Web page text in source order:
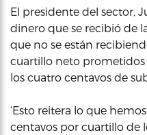
El presidente del sector,
dinero que se recibió de
que no se están
cuartillo neto prometidos
los cuatro centavos de
‘Esto reitera lo que
centavos por cuartillo de